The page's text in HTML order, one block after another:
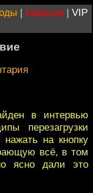
| Магазин | VIP
в интервью
перезагрузки
на кнопку
всё, в том
ясно дали это